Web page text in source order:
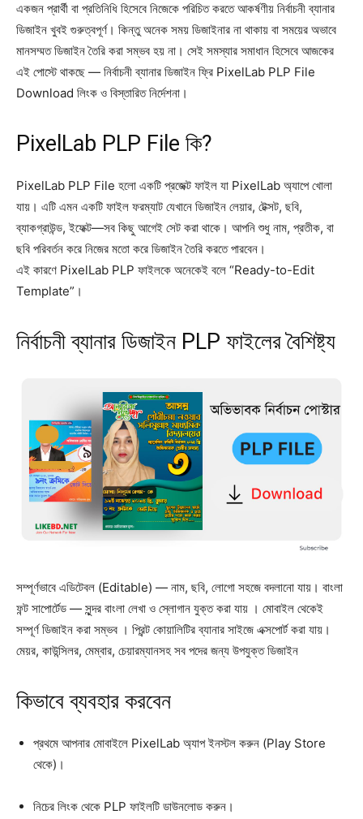
একজন প্রার্থী বা প্রতিনিধি হিসেবে নিজেকে পরিচিত করতে আকর্ষণীয় নির্বাচনী ব্যানার
ডিজাইন খুবই গুরুত্বপূর্ণ। কিন্তু অনেক সময় ডিজাইনার না থাকায় বা সময়ের অভাবে
মানসম্মত ডিজাইন তৈরি করা সম্ভব হয় না। সেই সমস্যার সমাধান হিসেবে আজকের
এই পোস্টে থাকছে — নির্বাচনী ব্যানার ডিজাইন ফ্রি PixelLab PLP File
Download লিংক ও বিস্তারিত নির্দেশনা।
PixelLab PLP File কি?
PixelLab PLP File হলো একটি প্রজেক্ট ফাইল যা PixelLab অ্যাপে খোলা
যায়। এটি এমন একটি ফাইল ফরম্যাট যেখানে ডিজাইন লেয়ার, টেক্সট, ছবি,
ব্যাকগ্রাউন্ড, ইফেক্ট—সব কিছু আগেই সেট করা থাকে। আপনি শুধু নাম, প্রতীক, বা
ছবি পরিবর্তন করে নিজের মতো করে ডিজাইন তৈরি করতে পারবেন।
এই কারণে PixelLab PLP ফাইলকে অনেকেই বলে “Ready-to-Edit
Template”।
নির্বাচনী ব্যানার ডিজাইন PLP ফাইলের বৈশিষ্ট্য
সম্পূর্ণভাবে এডিটেবল (Editable) — নাম, ছবি, লোগো সহজে বদলানো যায়। বাংলা
ফন্ট সাপোর্টেড — সুন্দর বাংলা লেখা ও স্লোগান যুক্ত করা যায় । মোবাইল থেকেই
সম্পূর্ণ ডিজাইন করা সম্ভব । প্রিন্ট কোয়ালিটির ব্যানার সাইজে এক্সপোর্ট করা যায়।
মেয়র, কাউন্সিলর, মেম্বার, চেয়ারম্যানসহ সব পদের জন্য উপযুক্ত ডিজাইন
কিভাবে ব্যবহার করবেন
প্রথমে আপনার মোবাইলে PixelLab অ্যাপ ইনস্টল করুন (Play Store
থেকে)।
নিচের লিংক থেকে PLP ফাইলটি ডাউনলোড করুন।